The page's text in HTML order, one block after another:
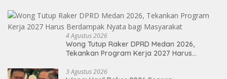
4 Agustus 2026
Wong Tutup Raker DPRD Medan 2026,
Tekankan Program Kerja 2027 Harus
3 Agustus 2026